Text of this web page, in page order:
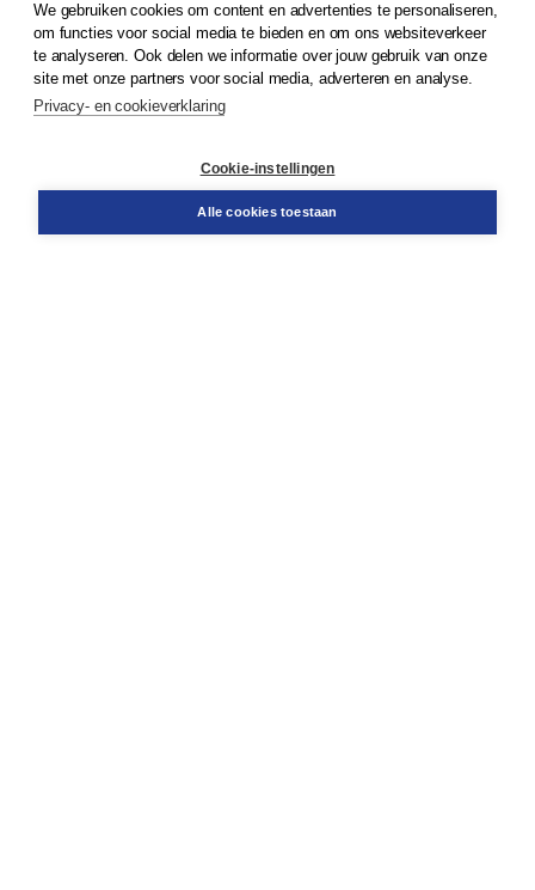
© 2026Koninklijke Boom uitgevers
Klantenservice
Service & informatie
Contact
We gebruiken cookies om content en advertenties te personaliseren,
om functies voor social media te bieden en om ons websiteverkeer
te analyseren. Ook delen we informatie over jouw gebruik van onze
site met onze partners voor social media, adverteren en analyse.
Privacy- en cookieverklaring
Cookie-instellingen
Alle cookies toestaan